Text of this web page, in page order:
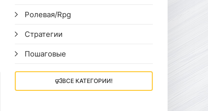
Ролевая/Rpg
Стратегии
Пошаговые
ВСЕ КАТЕГОРИИ!